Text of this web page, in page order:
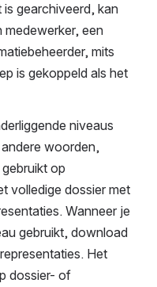
gearchiveerd, kan
een
mits
is gekoppeld als het
niveaus
woorden,
op
volledige dossier met
Wanneer je
gebruikt, download
Het
dossier- of